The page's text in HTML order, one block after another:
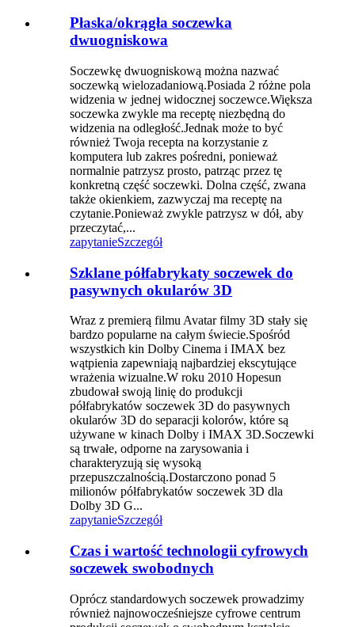
Płaska/okrągła soczewka
dwuogniskowa
Soczewkę dwuogniskową można nazwać
soczewką wielozadaniową.Posiada 2 różne pola
widzenia w jednej widocznej soczewce.Większa
soczewka zwykle ma receptę niezbędną do
widzenia na odległość.Jednak może to być
również Twoja recepta na korzystanie z
komputera lub zakres pośredni, ponieważ
normalnie patrzysz prosto, patrząc przez tę
konkretną część soczewki. Dolna część, zwana
także okienkiem, zazwyczaj ma receptę na
czytanie.Ponieważ zwykle patrzysz w dół, aby
przeczytać,...
zapytanieSzczegół
Szklane półfabrykaty soczewek do
pasywnych okularów 3D
Wraz z premierą filmu Avatar filmy 3D stały się
bardzo popularne na całym świecie.Spośród
wszystkich kin Dolby Cinema i IMAX bez
wątpienia zapewniają najbardziej ekscytujące
wrażenia wizualne.W roku 2010 Hopesun
zbudował swoją linię do produkcji
półfabrykatów soczewek 3D do pasywnych
okularów 3D do separacji kolorów, które są
używane w kinach Dolby i IMAX 3D.Soczewki
są trwałe, odporne na zarysowania i
charakteryzują się wysoką
przepuszczalnością.Dostarczono ponad 5
milionów półfabrykatów soczewek 3D dla
Dolby 3D G...
zapytanieSzczegół
Czas i wartość technologii cyfrowych
soczewek swobodnych
Oprócz standardowych soczewek prowadzimy
również najnowocześniejsze cyfrowe centrum